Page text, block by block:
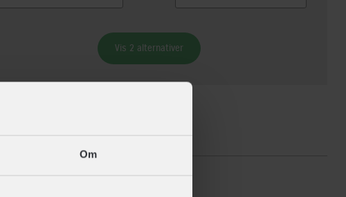
Om
Vis 2 alternativer